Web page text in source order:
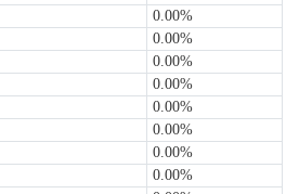
0.00%
0.00%
0.00%
0.00%
0.00%
0.00%
0.00%
0.00%